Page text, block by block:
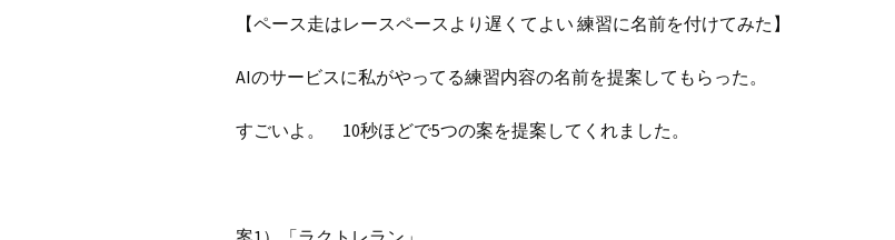
ブ
旧ブログ(楽天日誌)
ポイントタウン
【ペース走はレースペースより遅くてよい 練習に名前を付けてみた】
AIのサービスに私がやってる練習内容の名前を提案してもらった。
すごいよ。 10秒ほどで5つの案を提案してくれました。